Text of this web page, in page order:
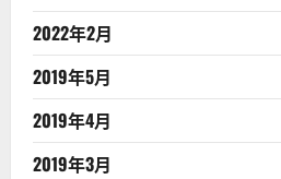
2022年2月
2019年5月
2019年4月
2019年3月